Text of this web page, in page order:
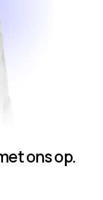
ons op.